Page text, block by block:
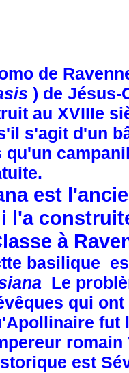
de
) de Jésus-
au XVIIIe
s'agit d'un
est
l'a
à
basilique
Le
qui
fut
est